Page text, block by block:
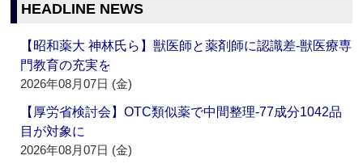
HEADLINE NEWS
【昭和薬大 神林氏ら】獣医師と薬剤師に認識差‐獣医療専
門教育の充実を
2026年08月07日 (金)
【厚労省検討会】OTC類似薬で中間整理‐77成分1042品
目が対象に
2026年08月07日 (金)